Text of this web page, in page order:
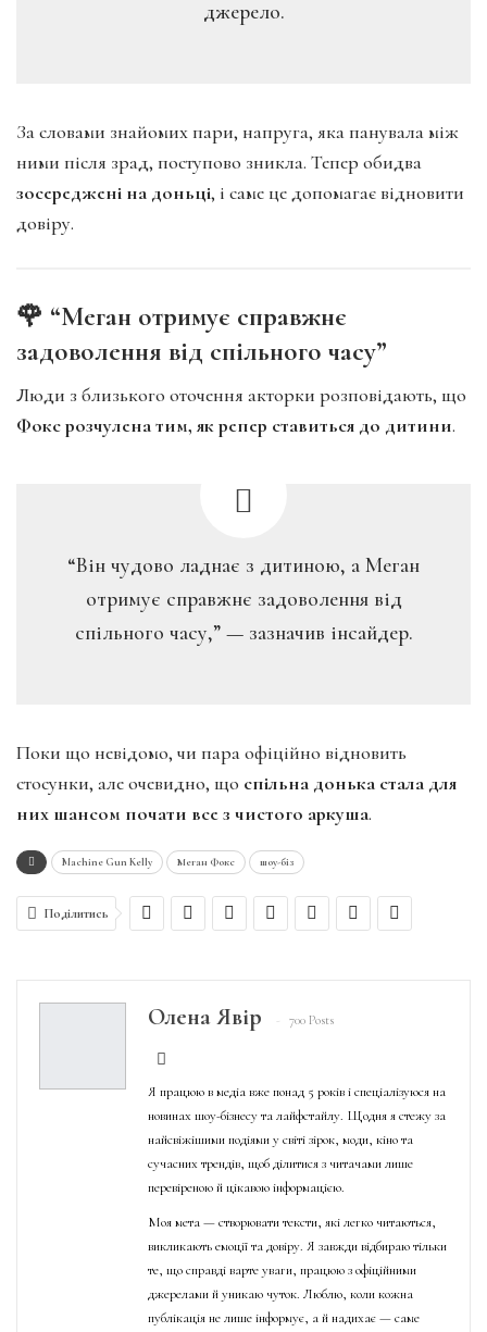
джерело.
За словами знайомих пари, напруга, яка панувала між
ними після зрад, поступово зникла. Тепер обидва
зосереджені на доньці, і саме це допомагає відновити
довіру.
🌹 “Меган отримує справжнє
задоволення від спільного часу”
Люди з близького оточення акторки розповідають, що
Фокс розчулена тим, як репер ставиться до дитини.
“Він чудово ладнає з дитиною, а Меган
отримує справжнє задоволення від
спільного часу,” — зазначив інсайдер.
Поки що невідомо, чи пара офіційно відновить
стосунки, але очевидно, що спільна донька стала для
них шансом почати все з чистого аркуша.
Machine Gun Kelly Меган Фокс шоу-біз
Поділитись
Олена Явір 700 Posts
Я працюю в медіа вже понад 5 років і спеціалізуюся на
новинах шоу-бізнесу та лайфстайлу. Щодня я стежу за
найсвіжішими подіями у світі зірок, моди, кіно та
сучасних трендів, щоб ділитися з читачами лише
перевіреною й цікавою інформацією.
Моя мета — створювати тексти, які легко читаються,
викликають емоції та довіру. Я завжди відбираю тільки
те, що справді варте уваги, працюю з офіційними
джерелами й уникаю чуток. Люблю, коли кожна
публікація не лише інформує, а й надихає — саме